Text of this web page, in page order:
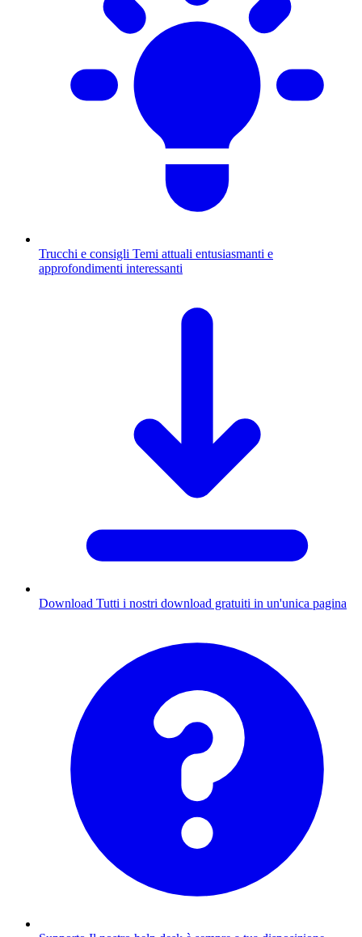
Trucchi e consigli Temi attuali entusiasmanti e
approfondimenti interessanti
Download Tutti i nostri download gratuiti in un'unica pagina